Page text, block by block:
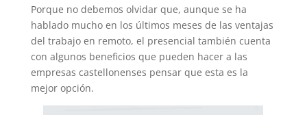
Porque no debemos olvidar que, aunque se ha
hablado mucho en los últimos meses de las ventajas
del trabajo en remoto, el presencial también cuenta
con algunos beneficios que pueden hacer a las
empresas castellonenses pensar que esta es la
mejor opción.